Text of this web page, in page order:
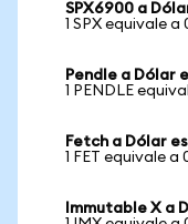
SPX6900 a
1 SPX equivale a
Pendle a Dólar
1 PENDLE
Fetch a Dólar
1 FET equivale a
Immutable X a